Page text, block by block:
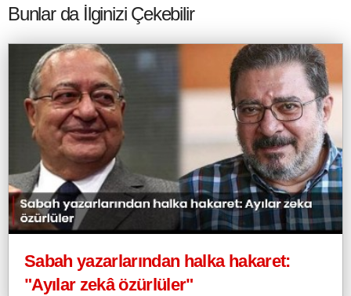
Bunlar da İlginizi Çekebilir
Sabah yazarlarından halka hakaret:
"Ayılar zekâ özürlüler"